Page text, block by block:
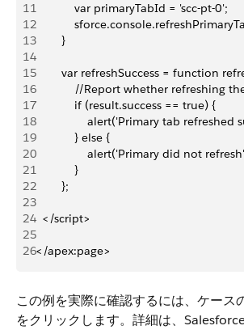
11
            var primaryTabId = 'scc-pt-0';
12
13
        }
14
15
var refreshSuccess = function
16
//Report whether refreshing
17
            if (result.success == true) {
18
alert('Primary tab refreshed
19
            } else {
20
alert('Primary did not
21
            }
22
        };
23
24
  </script>
25
26</apex:page>
この例を実際に確認するには、ケース
をクリックします。詳細は、